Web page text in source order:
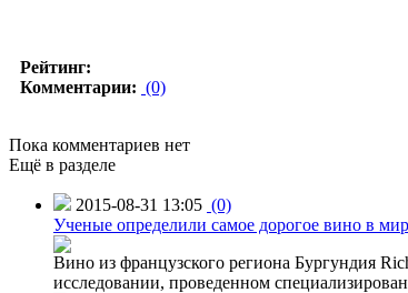
Рейтинг:
Комментарии: (0)
Пока комментариев нет
Ещё в разделе
2015-08-31 13:05 (0)
Ученые определили самое дорогое вино в
Вино из французского региона Бургундия
исследовании, проведенном